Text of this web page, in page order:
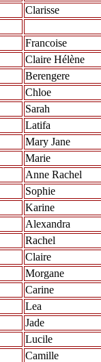
Clarisse
Francoise
Claire Hélène
Berengere
Chloe
Sarah
Latifa
Mary Jane
Marie
Anne Rachel
Sophie
Karine
Alexandra
Rachel
Claire
Morgane
Carine
Lea
Jade
Lucile
Camille